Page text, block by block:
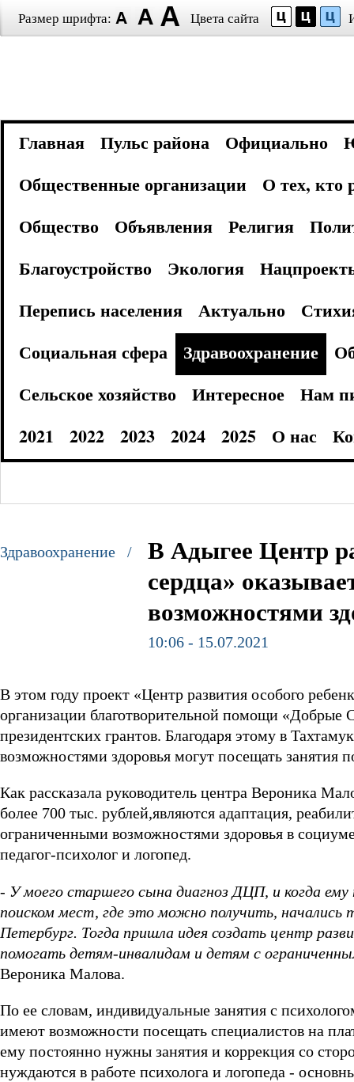
Размер шрифта: Цвета сайта
Главная Пульс района Официально
Общественные организации
О тех, кто
Общество
Объявления Религия
Благоустройство
Экология
Перепись населения
Актуально
Социальная сфера
Здравоохранение
Сельское хозяйство
Интересное
Нам
2021
2022 2023 2024 2025 О нас
Здравоохранение /
В Адыгее Центр
сердца»
возможностями
10:06 - 15.07.2021
В этом году проект «Центр развития особого
организации благотворительной помощи «Добрые
президентских грантов. Благодаря этому в
возможностями здоровья могут посещать занятия
Как рассказала руководитель центра Вероника
более 700 тыс. рублей,являются адаптация,
ограниченными возможностями здоровья в
педагог-психолог и логопед.
- У моего старшего сына диагноз ДЦП, и когда
поиском мест, где это можно получить,
Петербург. Тогда пришла идея создать центр
помогать детям-инвалидам и детям с
Вероника Малова.
По ее словам, индивидуальные занятия с
имеют возможности посещать специалистов на
ему постоянно нужны занятия и коррекция со
нуждаются в работе психолога и логопеда -